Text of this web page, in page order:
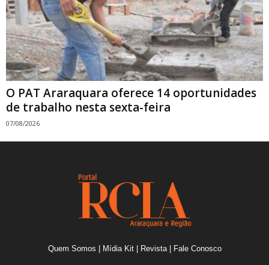
O PAT Araraquara oferece 14 oportunidades
de trabalho nesta sexta-feira
07/08/2026
Quem Somos Mídia Kit| Revista| Fale Conosco